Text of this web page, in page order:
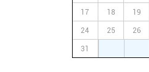
17 18 19
24 25 26
31